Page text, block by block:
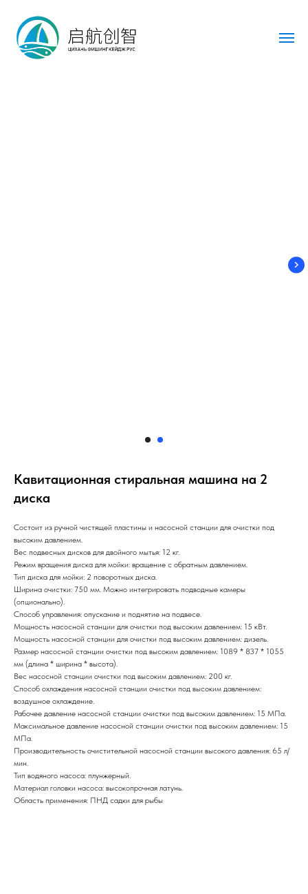
Кавитационная стиральная машина на 2
диска
Состоит из ручной чистящей пластины и насосной станции для очистки под
высоким давлением.
Вес подвесных дисков для двойного мытья: 12 кг.
Режим вращения диска для мойки: вращение с обратным давлением.
Тип диска для мойки: 2 поворотных диска.
Ширина очистки: 750 мм. Можно интегрировать подводные камеры
(опционально).
Способ управления: опускание и поднятие на подвесе.
Мощность насосной станции для очистки под высоким давлением: 15 кВт.
Мощность насосной станции для очистки под высоким давлением: дизель.
Размер насосной станции очистки под высоким давлением: 1089 * 837 * 1055
мм (длина * ширина * высота).
Вес насосной станции очистки под высоким давлением: 200 кг.
Способ охлаждения насосной станции очистки под высоким давлением:
воздушное охлаждение.
Рабочее давление насосной станции очистки под высоким давлением: 15 МПа.
Максимальное давление насосной станции очистки под высоким давлением: 15
МПа.
Производительность очистительной насосной станции высокого давления: 65 л/
мин.
Тип водяного насоса: плунжерный.
Материал головки насоса: высокопрочная латунь.
Область применения: ПНД садки для рыбы